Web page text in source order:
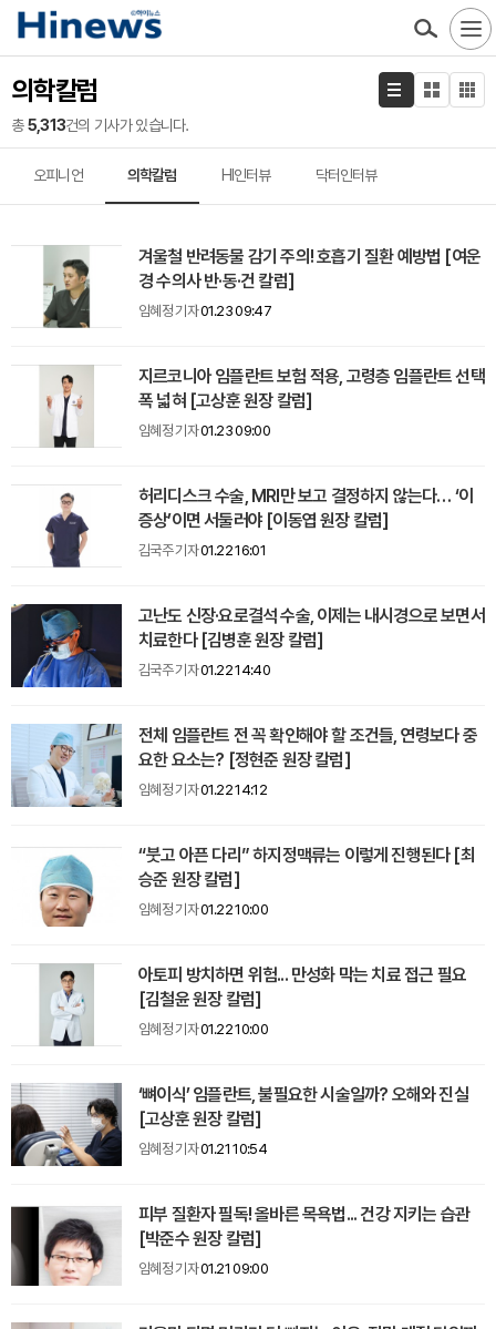
의학칼럼
총5,313건의 기사가 있습니다.
오피니언 의학칼럼 HI인터뷰 닥터인터뷰
겨울철 반려동물 감기 주의! 호흡기 질환 예방법 [여운
경 수의사 반·동·건 칼럼]
임혜정 기자01.23 09:47
지르코니아 임플란트 보험 적용, 고령층 임플란트 선택
폭 넓혀 [고상훈 원장 칼럼]
임혜정 기자01.23 09:00
허리디스크 수술, MRI만 보고 결정하지 않는다… ‘이
증상’이면 서둘러야 [이동엽 원장 칼럼]
김국주 기자01.22 16:01
고난도 신장·요로결석 수술, 이제는 내시경으로 보면서
치료한다 [김병훈 원장 칼럼]
김국주 기자01.22 14:40
전체 임플란트 전 꼭 확인해야 할 조건들, 연령보다 중
요한 요소는? [정현준 원장 칼럼]
임혜정 기자01.22 14:12
“붓고 아픈 다리” 하지정맥류는 이렇게 진행된다 [최
승준 원장 칼럼]
임혜정 기자01.22 10:00
아토피 방치하면 위험... 만성화 막는 치료 접근 필요
[김철윤 원장 칼럼]
임혜정 기자01.22 10:00
‘뼈이식’ 임플란트, 불필요한 시술일까? 오해와 진실
[고상훈 원장 칼럼]
임혜정 기자01.21 10:54
피부 질환자 필독! 올바른 목욕법... 건강 지키는 습관
[박준수 원장 칼럼]
임혜정 기자01.21 09:00